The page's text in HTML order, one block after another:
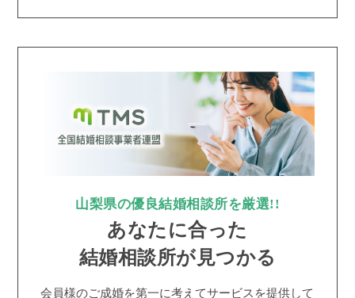
山梨県の優良結婚相談所を厳選!!
あなたに合った
結婚相談所が見つかる
会員様のご成婚を第一に考えてサービスを提供して